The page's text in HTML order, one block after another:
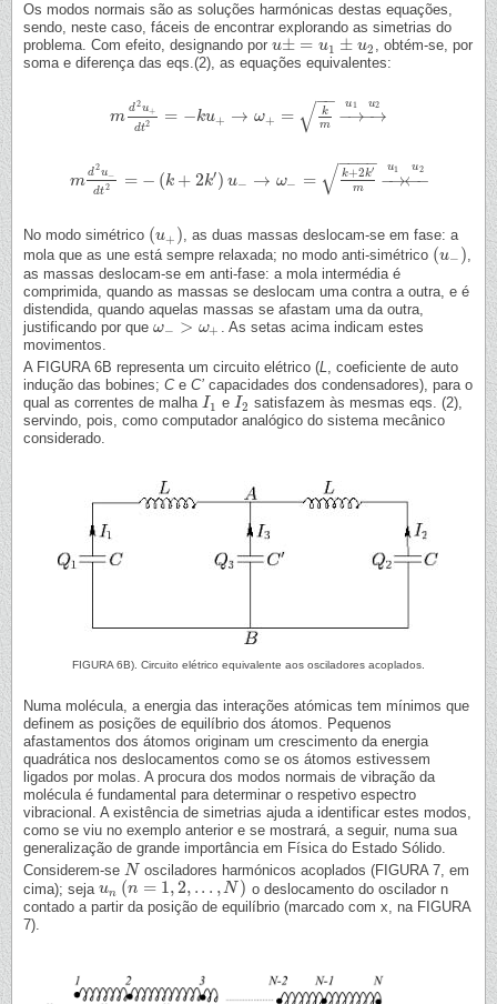
Os modos normais são as soluções harmónicas destas equações,
sendo, neste caso, fáceis de encontrar explorando as simetrias do
problema. Com efeito, designando por u± = u1 ± u2
u±= u1±u2
, obtém-se, por
soma e diferença das eqs.(2), as equações equivalentes:
m
d2u+
dt2 = −ku+ → ω+ =
k
m
−−
√ −→
u1
−→
u2
md2u+d t2= −ku+→ ω+ =km → u1→u 2
m
d2u−
dt2 = − (k + 2k′) u− → ω− = k+2k′
m
− −
−−
√ −→
u1
←−
u2
md2u−d t2= −( k+2k′) u−→ ω−=k+ 2k′m →u1←u2
No modo simétrico (u+ )
(u+) , as duas massas deslocam-se em fase: a
mola que as une está sempre relaxada; no modo anti-simétrico (u− )
(u−) ,
as massas deslocam-se em anti-fase: a mola intermédia é
comprimida, quando as massas se deslocam uma contra a outra, e é
distendida, quando aquelas massas se afastam uma da outra,
justificando por que ω− > ω+
ω− >ω +
. As setas acima indicam estes
movimentos.
A FIGURA 6B representa um circuito elétrico (L, coeficiente de auto
indução das bobines; Ce C’ capacidades dos condensadores), para o
qual as correntes de malha I1
I1 e I2
I2 satisfazem às mesmas eqs. (2),
servindo, pois, como computador analógico do sistema mecânico
considerado.
FIGURA 6B). Circuito elétrico equivalente aos osciladores acoplados.
Numa molécula, a energia das interações atómicas tem mínimos que
definem as posições de equilíbrio dos átomos. Pequenos
afastamentos dos átomos originam um crescimento da energia
quadrática nos deslocamentos como se os átomos estivessem
ligados por molas. A procura dos modos normais de vibração da
molécula é fundamental para determinar o respetivo espectro
vibracional. A existência de simetrias ajuda a identificar estes modos,
como se viu no exemplo anterior e se mostrará, a seguir, numa sua
generalização de grande importância em Física do Estado Sólido.
Considerem-se N
N osciladores harmónicos acoplados (FIGURA 7, em
cima); seja un (n = 1,2, . . . ,N )
un( n=1 ,2, ..., N)
o deslocamento do oscilador n
contado a partir da posição de equilíbrio (marcado com x, na FIGURA
7).